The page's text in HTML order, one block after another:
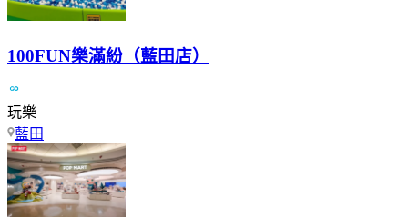
100FUN樂滿紛（藍田店）
玩樂
藍田